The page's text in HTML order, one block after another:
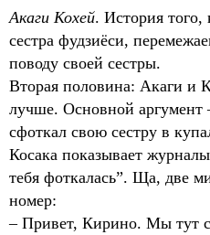
Акаги Кохей. История того,
сестра фудзиёси,
поводу своей сестры.
Вторая половина: Акаги и
лучше. Основной аргумент
сфоткал свою сестру в
Косака показывает
тебя фоткалась”. Ща, две
номер:
– Привет, Кирино. Мы тут